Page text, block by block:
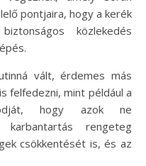
pontjaira, hogy a kerék
közlekedés
vált, érdemes más
felfedezni, mint például a
hogy azok ne
karbantartás rengeteg
csökkentését is, és az